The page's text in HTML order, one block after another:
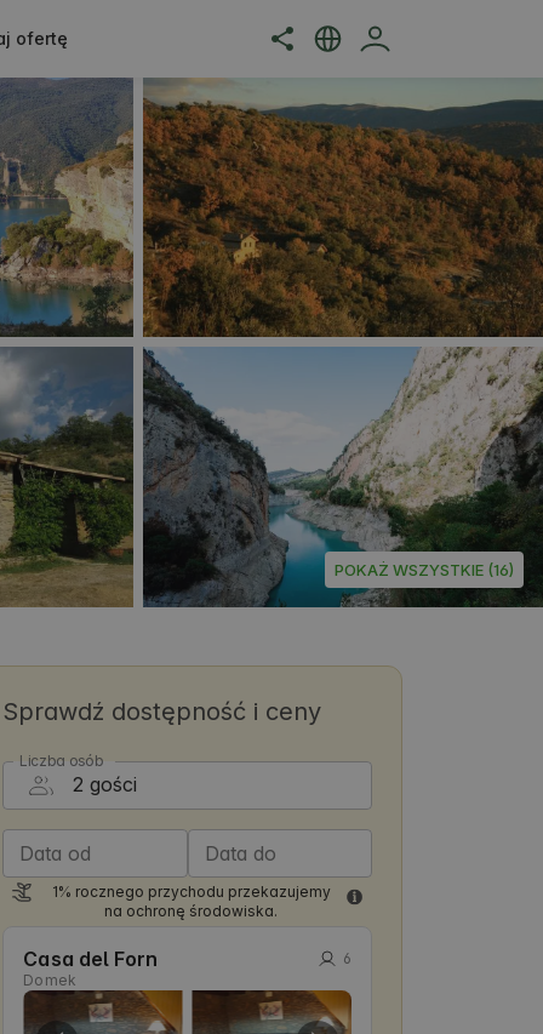
ofertę
POKAŻ WSZYSTKIE (16)
Sprawdź dostępność i ceny
Liczba osób
Data od Data do
1% rocznego przychodu przekazujemy
na ochronę środowiska.
Casa del Forn
Domek
6